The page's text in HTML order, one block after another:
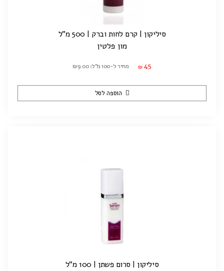
סיליקון | קרם לחות וברק | 500 מ"ל
מון פלטין
₪ 45 מחיר ל-100 מ"ל: ₪9.00
הוספה לסל
סיליקון | סרום פשתן | 100 מ"ל